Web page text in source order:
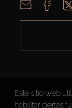
Este sitio web
habilitar ciertas